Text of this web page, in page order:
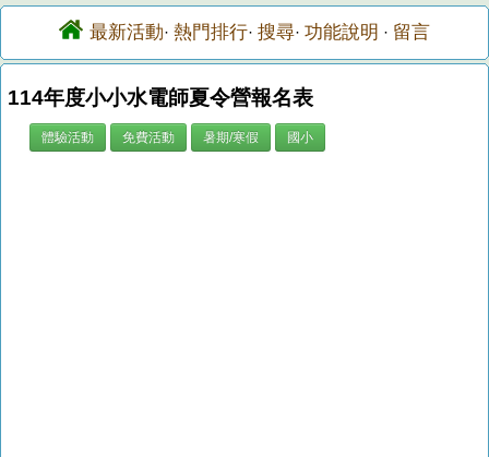
最新活動· 熱門排行· 搜尋· 功能說明 · 留言
114年度小小水電師夏令營報名表
體驗活動 免費活動 暑期/寒假 國小